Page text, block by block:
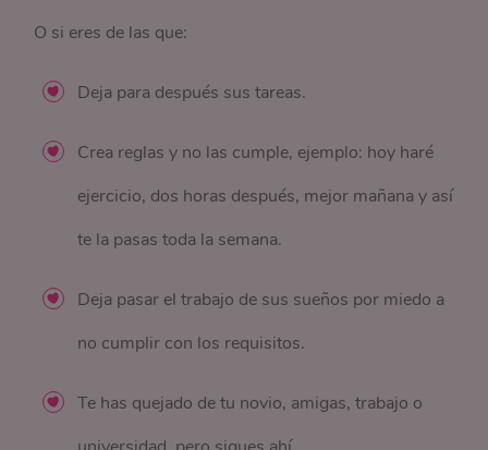
O si eres de las que:
Deja para después sus tareas.
Crea reglas y no las cumple, ejemplo: hoy haré
ejercicio, dos horas después, mejor mañana y así
te la pasas toda la semana.
Deja pasar el trabajo de sus sueños por miedo a
no cumplir con los requisitos.
Te has quejado de tu novio, amigas, trabajo o